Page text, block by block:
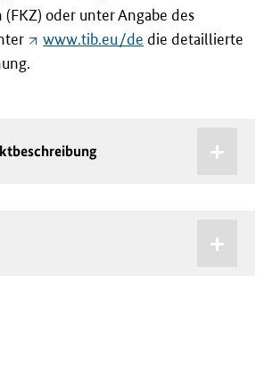
oder unter Angabe des
www.tib.eu/de die detaillierte